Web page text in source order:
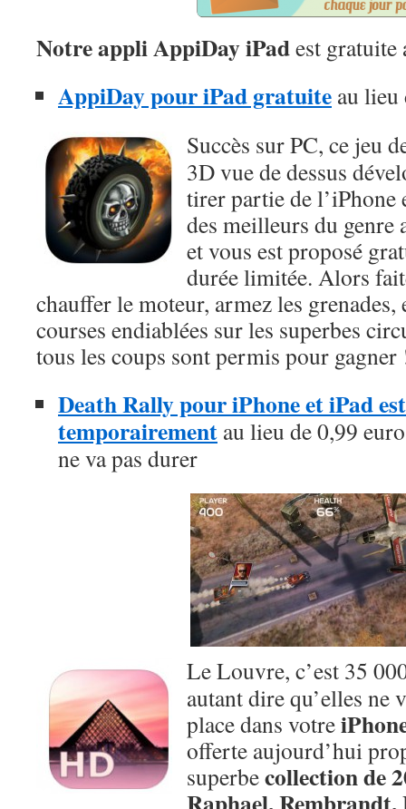
Notre appli AppiDay iPadest gratuite
AppiDay pour iPad gratuite au lieu
Succès sur PC, ce jeu
3D vue de dessus
tirer partie de l’iPhone
des meilleurs du genre
et vous est proposé
durée limitée. Alors
chauffer le moteur, armez les grenades,
courses endiablées sur les superbes
tous les coups sont permis pour gagner
Death Rally pour iPhone et iPad
temporairement au lieu de 0,99
ne va pas durer
Le Louvre, c’est 35
autant dire qu’elles ne
place dans votre
offerte aujourd’hui
superbecollection de